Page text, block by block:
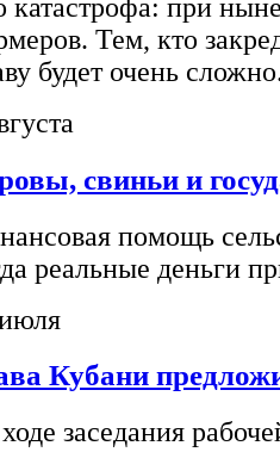
катастрофа: при
Тем, кто
будет очень
свиньи и
помощь
реальные деньги
Кубани
заседания